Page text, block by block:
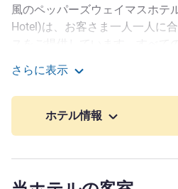
説明
風のペッパーズウェイマスホテ
Hotel)は、お客さま一人一人に
サイズベッドと大理石のバスル
ティをご用意しています。24時
のWi-Fi、ジム、屋内温水プール
ク機器を備えたカンファレンス
す。
さらに表示
ホテル情報